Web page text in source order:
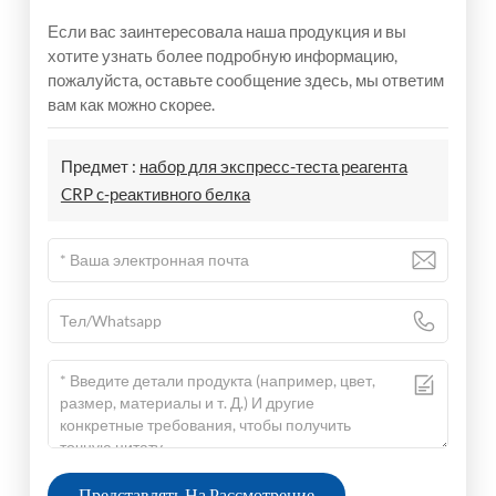
Если вас заинтересовала наша продукция и вы
хотите узнать более подробную информацию,
пожалуйста, оставьте сообщение здесь, мы ответим
вам как можно скорее.
Предмет : набор для экспресс-теста реагента
CRP c-реактивного белка